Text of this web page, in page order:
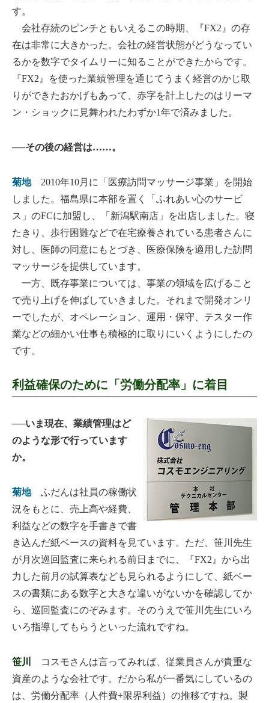
す。
会社存続のピンチともいえるこの時期、『FX2』の存
在は非常に大きかった。会社の経営状態がどうなってい
るかを数字でタイムリーに知ることができたからです。
『FX2』を使った業績管理を通じてうまく経営のかじ取
りができたおかげもあって、赤字を計上したのはリーマ
ン・ショックに見舞われたわずか1年で済みました。
──その後の経営は……。
菊地2010年10月に「医療訪問マッサージ事業」を開始
しました。福島県に本部を置く「ふれあい心のサービ
ス」のFCに加盟し、「新潟駅南店」を出店しました。寝
たきり、歩行困難などで在宅療養されている患者さんに
対し、医師の同意にもとづき、医療保険を適用した訪問
マッサージを提供しています。
一方、既存事業については、事業の領域を広げること
で売り上げを伸ばしていきました。それまで開発オンリ
ーでしたが、オペレーション、運用・保守、テスター作
業などの細かい仕事も積極的に取りにいくようにしたの
です。
利益確保のために「労働分配率」に着目
──いま現在、業績管理はど
のような形で行っています
か。
菊地ふだんは社員の稼働状
況をもとに、売上高や経費、
利益などの数字を手書きで書
き込んだ紙ベースの資料を見ています。ただ、笹川先生
が月次巡回監査に来られる前日までに、『FX2』から出
力した前月の試算表なども見られるようにして、紙ベー
スの書類にある数字と大きな違いがないかを確認してか
ら、巡回監査にのぞみます。そのうえで笹川先生にいろ
いろ指導してもらうといった流れですね。
笹川
コスモさんは言ってみれば、従業員さんが貴重な
資産のような会社です。だから私が一番気にしているの
は、労働分配率（人件費÷限界利益）の推移ですね。製